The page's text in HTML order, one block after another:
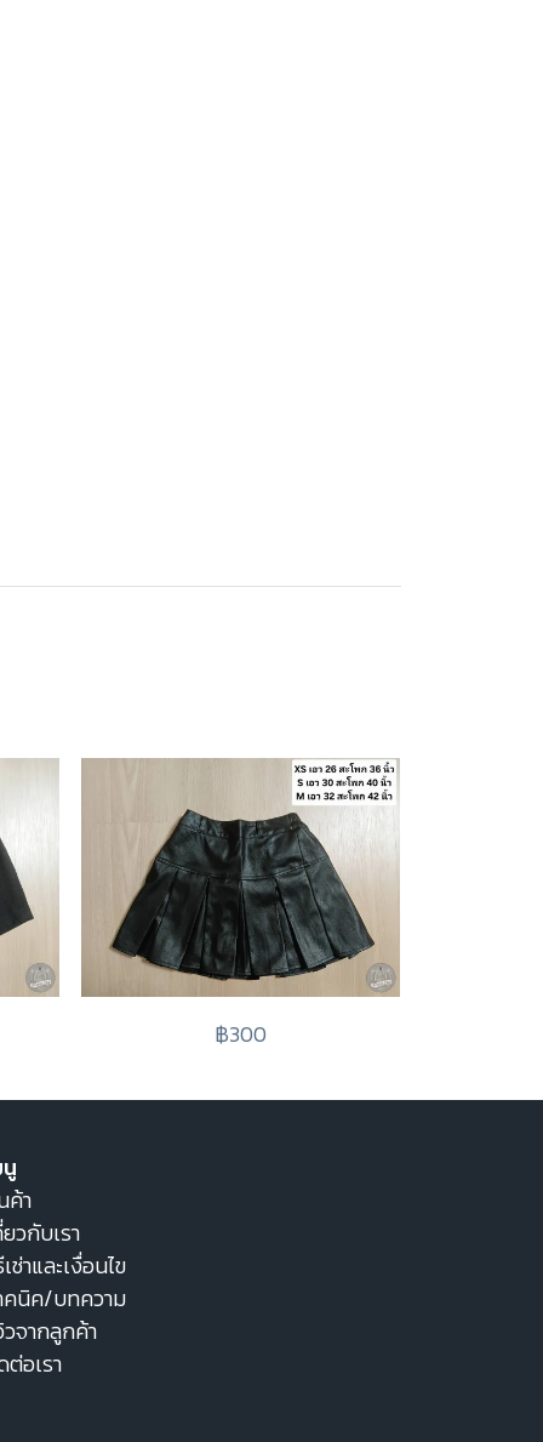
฿300
ค้า
วกับเรา
ช่าและเงื่อนไข
คนิค/บทความ
จากลูกค้า
อเรา